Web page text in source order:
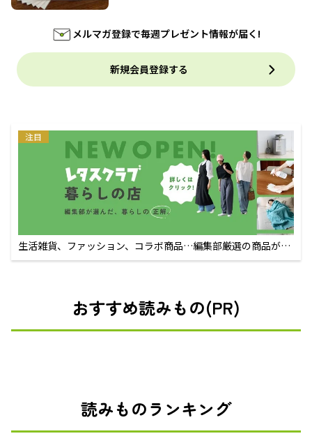
メルマガ登録で毎週プレゼント情報が届く!
新規会員登録する
注目
生活雑貨、ファッション、コラボ商品…編集部厳選の商品が買
えるECサイト
おすすめ読みもの(PR)
読みものランキング